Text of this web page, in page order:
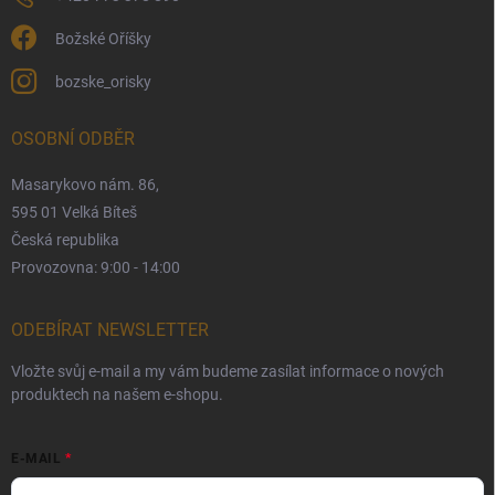
Božské Oříšky
bozske_orisky
OSOBNÍ ODBĚR
Masarykovo nám. 86,
595 01 Velká Bíteš
Česká republika
Provozovna: 9:00 - 14:00
ODEBÍRAT NEWSLETTER
Vložte svůj e-mail a my vám budeme zasílat informace o nových
produktech na našem e-shopu.
E-MAIL